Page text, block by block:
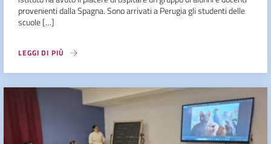
provenienti dalla Spagna. Sono arrivati a Perugia gli studenti delle
scuole […]
LEGGI DI PIÙ